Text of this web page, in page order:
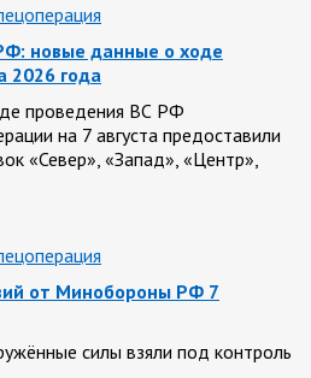
новые данные о ходе
2026 года
проведения ВС РФ
на 7 августа предоставили
«Север», «Запад», «Центр»,
от Минобороны РФ 7
силы взяли под контроль